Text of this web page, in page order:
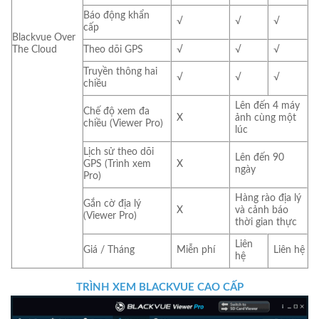
Blackvue Over
The Cloud
Báo động khẩn
cấp
√ √ √
Theo dõi GPS √ √ √
Truyền thông hai
chiều
√ √ √
Chế độ xem đa
chiều (Viewer Pro)
X
Lên đến 4 máy
ảnh cùng một
lúc
Lịch sử theo dõi
GPS (Trình xem
Pro)
X
Lên đến 90
ngày
Gắn cờ địa lý
(Viewer Pro)
X
Hàng rào địa lý
và cảnh báo
thời gian thực
Giá / Tháng Miễn phí
Liên
hệ
Liên hệ
TRÌNH XEM BLACKVUE CAO CẤP